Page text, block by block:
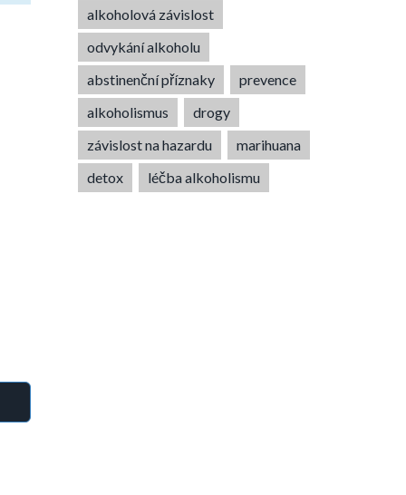
alkoholová závislost
odvykání alkoholu
abstinenční příznaky
prevence
alkoholismus
drogy
závislost na hazardu
marihuana
detox
léčba alkoholismu